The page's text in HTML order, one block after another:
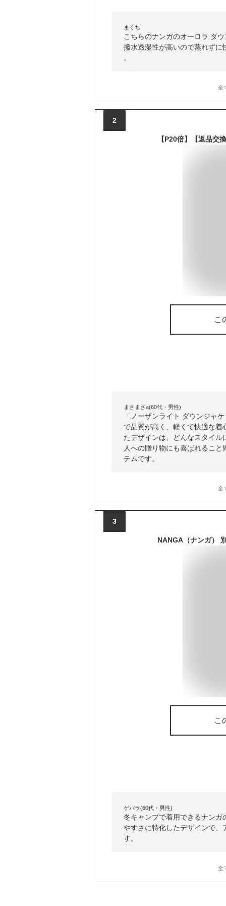
まくち
こちらのナンガのオーロラ ダ
撥水透湿性が高いので蒸れず
。
全
2
こ
まさまさa(60代・男性)
「ノーザンライト ダウンジャ
で品質が高く、軽くて快適な
たデザインは、どんなスタイ
人への贈り物にも喜ばれるこ
テムです。
全
3
こ
ゲバラ(60代・男性)
冬キャンプで着用できるナン
やすさに特化したデザインで
す。
全